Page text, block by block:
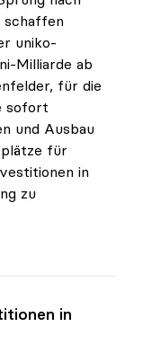
schaffen
uniko-
Milliarde ab
für die
sofort
und Ausbau
für
in
zu
in